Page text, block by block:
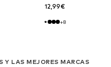
Y LAS MEJORES MARCAS
12,99€
+8